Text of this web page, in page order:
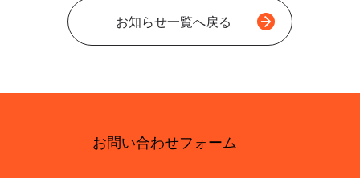
お知らせ一覧へ戻る
お問い合わせフォーム